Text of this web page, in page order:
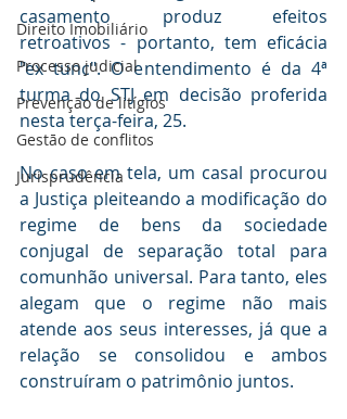
Direito Imobiliário
Processo judicial
Prevenção de litígios
Gestāo de conflitos
Jurisprudência
casamento produz efeitos
retroativos - portanto, tem eficácia
"ex tunc". O entendimento é da 4ª
turma do STJ em decisão proferida
nesta terça-feira, 25.
No caso em tela, um casal procurou
a Justiça pleiteando a modificação do
regime de bens da sociedade
conjugal de separação total para
comunhão universal. Para tanto, eles
alegam que o regime não mais
atende aos seus interesses, já que a
relação se consolidou e ambos
construíram o patrimônio juntos.